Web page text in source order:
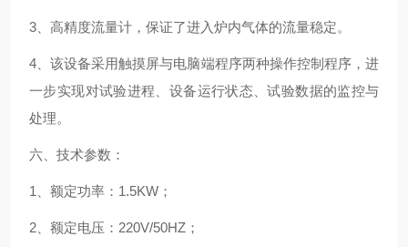
3、高精度流量计，保证了进入炉内气体的流量稳定。
4、该设备采用触摸屏与电脑端程序两种操作控制程序，进
一步实现对试验进程、设备运行状态、试验数据的监控与
处理。
六、技术参数：
1、额定功率：1.5KW；
2、额定电压：220V/50HZ；